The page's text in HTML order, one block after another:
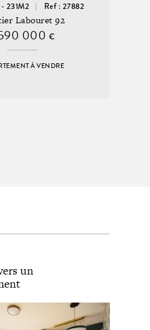
231M2 Ref : 27882
Labouret 92
000 €
À VENDRE
un